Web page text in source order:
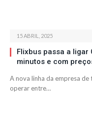
15 ABRIL, 2025
Flixbus passa a ligar
minutos e com
A nova linha da empresa
operar entre…